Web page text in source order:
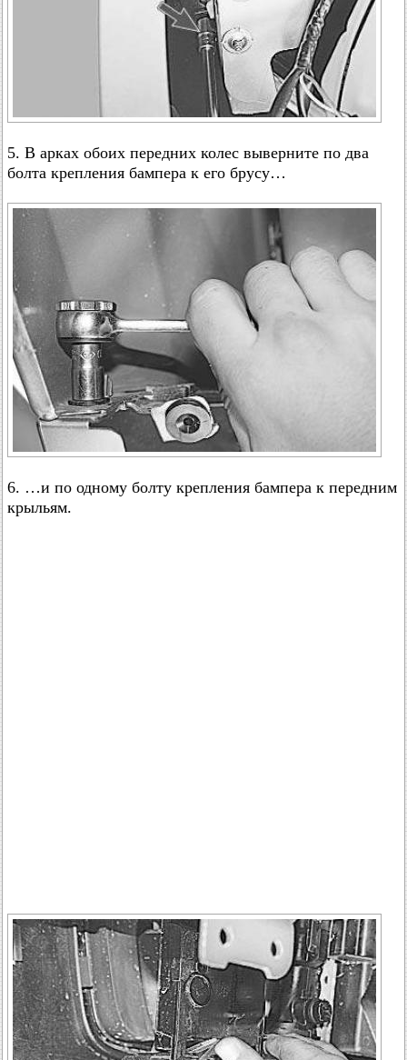
5. В арках обоих передних колес выверните по два
болта крепления бампера к его брусу…
6. …и по одному болту крепления бампера к передним
крыльям.